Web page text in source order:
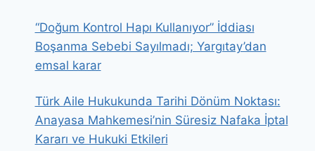
“Doğum Kontrol Hapı Kullanıyor” İddiası
Boşanma Sebebi Sayılmadı; Yargıtay’dan
emsal karar
Türk Aile Hukukunda Tarihi Dönüm Noktası:
Anayasa Mahkemesi’nin Süresiz Nafaka İptal
Kararı ve Hukuki Etkileri